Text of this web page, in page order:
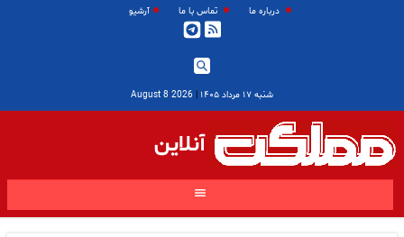
درباره ما تماس با ما آرشیو
شنبه ۱۷ مرداد ۱۴۰۵ |
2026 August 8
آنلاین